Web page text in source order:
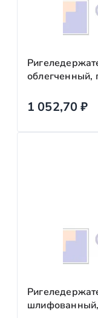
облегченный,
1 052,70₽